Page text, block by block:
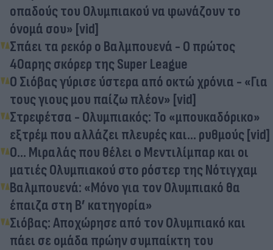
οπαδούς του Ολυμπιακού να φωνάζουν το
όνομά σου» [vid]
Σπάει τα ρεκόρ ο Βαλμπουενά - Ο πρώτος
40αρης σκόρερ της Super League
O Σιόβας γύρισε ύστερα από οκτώ χρόνια - «Για
τους γιους μου παίζω πλέον» [vid]
Στρεφέτσα - Ολυμπιακός: Το «μπουκαδόρικο»
εξτρέμ που αλλάζει πλευρές και… ρυθμούς [vid]
Ο... Μιραλάς που θέλει ο Μεντιλίμπαρ και οι
ματιές Ολυμπιακού στο ρόστερ της Νότιγχαμ
Βαλμπουενά: «Μόνο για τον Ολυμπιακό θα
έπαιζα στη Β’ κατηγορία»
Σιόβας: Αποχώρησε από τον Ολυμπιακό και
πάει σε ομάδα πρώην συμπαίκτη του